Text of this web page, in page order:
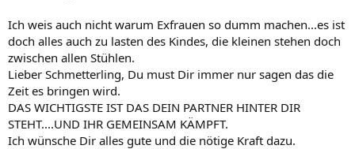
Ich weis auch nicht warum Exfrauen so dumm machen...es ist
doch alles auch zu lasten des Kindes, die kleinen stehen doch
zwischen allen Stühlen.
Lieber Schmetterling, Du must Dir immer nur sagen das die
Zeit es bringen wird.
DAS WICHTIGSTE IST DAS DEIN PARTNER HINTER DIR
STEHT....UND IHR GEMEINSAM KÄMPFT.
Ich wünsche Dir alles gute und die nötige Kraft dazu.